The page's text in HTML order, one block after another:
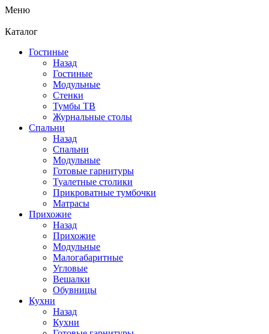
Меню
Каталог
Гостиные
Назад
Гостиные
Модульные
Стенки
Тумбы ТВ
Журнальные столы
Спальни
Назад
Спальни
Модульные
Готовые гарнитуры
Туалетные столики
Прикроватные тумбочки
Матрасы
Прихожие
Назад
Прихожие
Модульные
Малогабаритные
Угловые
Вешалки
Обувницы
Кухни
Назад
Кухни